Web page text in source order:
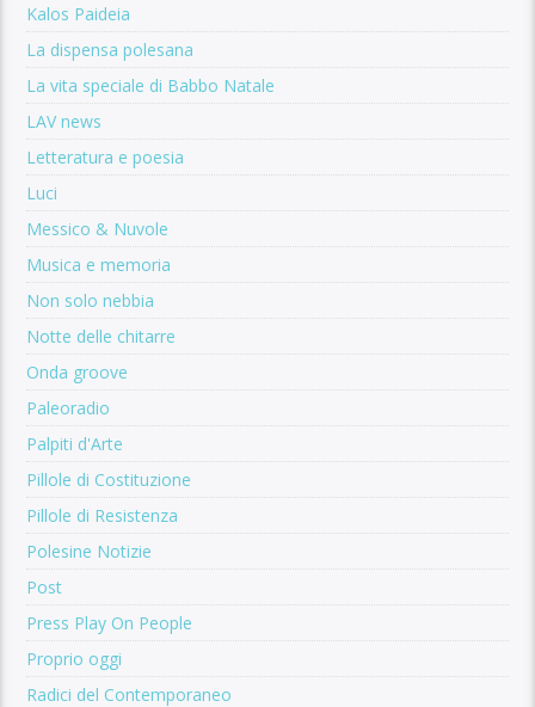
Kalos Paideia
La dispensa polesana
La vita speciale di Babbo Natale
LAV news
Letteratura e poesia
Luci
Messico & Nuvole
Musica e memoria
Non solo nebbia
Notte delle chitarre
Onda groove
Paleoradio
Palpiti d'Arte
Pillole di Costituzione
Pillole di Resistenza
Polesine Notizie
Post
Press Play On People
Proprio oggi
Radici del Contemporaneo